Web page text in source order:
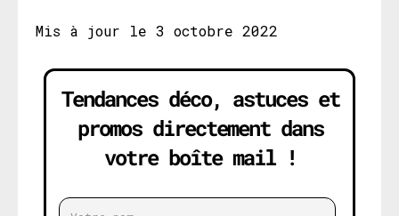
Mis à jour le 3 octobre 2022
Tendances déco, astuces et
promos directement dans
votre boîte mail !